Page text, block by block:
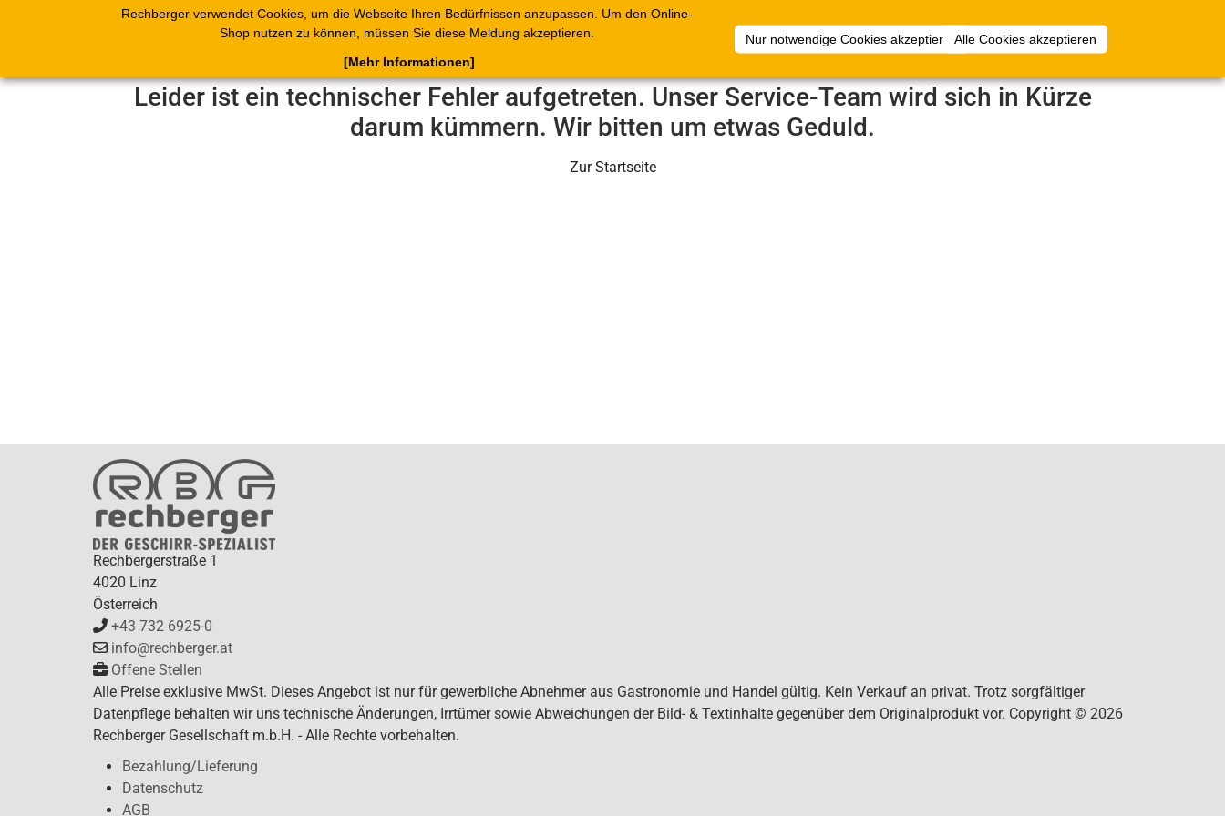
Rechberger verwendet Cookies, um die Webseite Ihren Bedürfnissen anzupassen. Um den Online-
Shop nutzen zu können, müssen Sie diese Meldung akzeptieren.
Nur notwendige Cookies akzeptierenAlle Cookies akzeptieren
[Mehr Informationen]
Shop Blätterkataloge Warenkorb Belege Artikelsammlungen Anmelden
Leider ist ein technischer Fehler aufgetreten. Unser Service-Team wird sich in Kürze
darum kümmern. Wir bitten um etwas Geduld.
Zur Startseite
Rechbergerstraße 1
4020 Linz
Österreich
+43 732 6925-0
info@rechberger.at
Offene Stellen
Alle Preise exklusive MwSt. Dieses Angebot ist nur für gewerbliche Abnehmer aus Gastronomie und Handel gültig. Kein Verkauf an privat. Trotz sorgfältiger
Datenpflege behalten wir uns technische Änderungen, Irrtümer sowie Abweichungen der Bild- & Textinhalte gegenüber dem Originalprodukt vor. Copyright © 2026
Rechberger Gesellschaft m.b.H. - Alle Rechte vorbehalten.
Bezahlung/Lieferung
Datenschutz
AGB